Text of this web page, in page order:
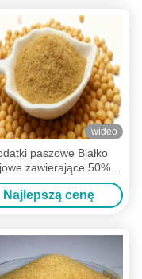
wideo
paszowe Białko
zawierające 50%
surowego i białka
w kwasach,
w żywności dla
gospodarskich
Najlepszą cenę